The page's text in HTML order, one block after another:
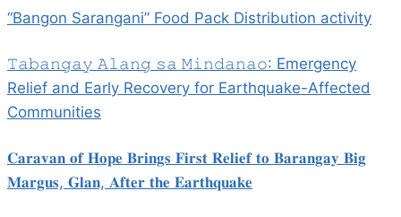
“Bangon Sarangani” Food Pack Distribution activity
𝚃𝚊𝚋𝚊𝚗𝚐𝚊𝚢 𝙰𝚕𝚊𝚗𝚐 𝚜𝚊 𝙼𝚒𝚗𝚍𝚊𝚗𝚊𝚘: Emergency
Relief and Early Recovery for Earthquake-Affected
Communities
𝐂𝐚𝐫𝐚𝐯𝐚𝐧 𝐨𝐟 𝐇𝐨𝐩𝐞 𝐁𝐫𝐢𝐧𝐠𝐬 𝐅𝐢𝐫𝐬𝐭 𝐑𝐞𝐥𝐢𝐞𝐟 𝐭𝐨 𝐁𝐚𝐫𝐚𝐧𝐠𝐚𝐲 𝐁𝐢𝐠
𝐌𝐚𝐫𝐠𝐮𝐬, 𝐆𝐥𝐚𝐧, 𝐀𝐟𝐭𝐞𝐫 𝐭𝐡𝐞 𝐄𝐚𝐫𝐭𝐡𝐪𝐮𝐚𝐤𝐞